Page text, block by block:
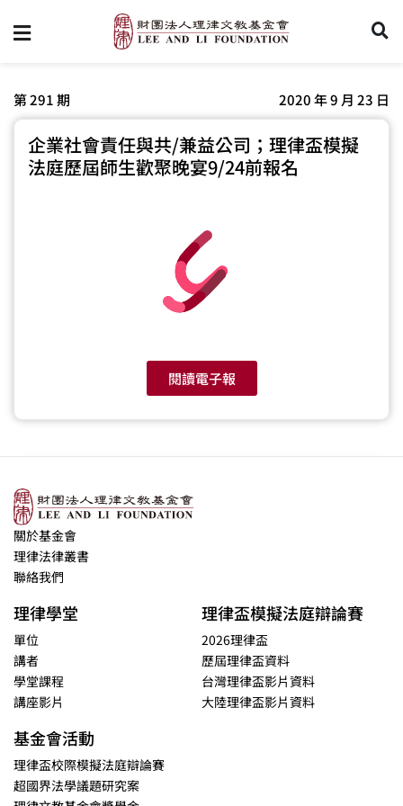
第 291 期 2020 年 9 月 23 日
企業社會責任與共/兼益公司；理律盃模擬
法庭歷屆師生歡聚晚宴9/24前報名
閱讀電子報
關於基金會
理律法律叢書
聯絡我們
理律學堂
單位
講者
學堂課程
講座影片
理律盃模擬法庭辯論賽
2026理律盃
歷屆理律盃資料
台灣理律盃影片資料
大陸理律盃影片資料
基金會活動
理律盃校際模擬法庭辯論賽
超國界法學議題研究案